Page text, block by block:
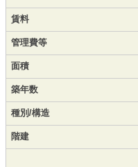
賃料
管理費等
面積
築年数
種別/構造
階建